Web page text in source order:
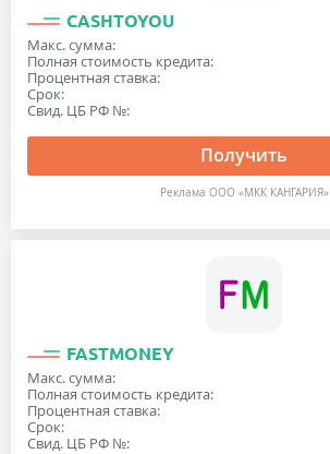
CASHTOYOU
Макс. сумма:
Полная стоимость кредита:
Процентная ставка:
Срок:
Свид. ЦБ РФ №:
Получить
Реклама ООО «МКК КАНГАРИЯ»
FASTMONEY
Макс. сумма:
Полная стоимость кредита:
Процентная ставка:
Срок:
Свид. ЦБ РФ №: